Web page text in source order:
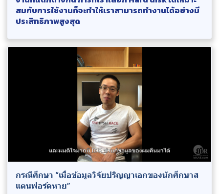
สมกับการใช้งานก็จะทำให้เราสามารถทำงานได้อย่างมี
ประสิทธิภาพสูงสุด
กรณีศึกษา “เมื่อข้อมูลวิจัยปริญญาเอกของนักศึกษาส
แตนฟอร์ดหาย”